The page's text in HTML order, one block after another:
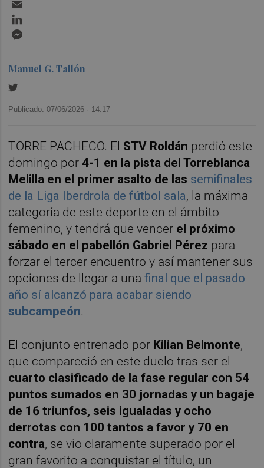
Manuel G. Tallón
Publicado: 07/06/2026 · 14:17
TORRE PACHECO. El STV Roldán perdió este
domingo por 4-1 en la pista del Torreblanca
Melilla en el primer asalto de las semifinales
de la Liga Iberdrola de fútbol sala, la máxima
categoría de este deporte en el ámbito
femenino, y tendrá que vencer el próximo
sábado en el pabellón Gabriel Pérez para
forzar el tercer encuentro y así mantener sus
opciones de llegar a unafinal que el pasado
año sí alcanzó para acabar siendo
subcampeón.
El conjunto entrenado por Kilian Belmonte,
que compareció en este duelo tras ser el
cuarto clasificado de la fase regular con 54
puntos sumados en 30 jornadas y un bagaje
de 16 triunfos, seis igualadas y ocho
derrotas con 100 tantos a favor y 70 en
contra, se vio claramente superado por el
gran favorito a conquistar el título, un